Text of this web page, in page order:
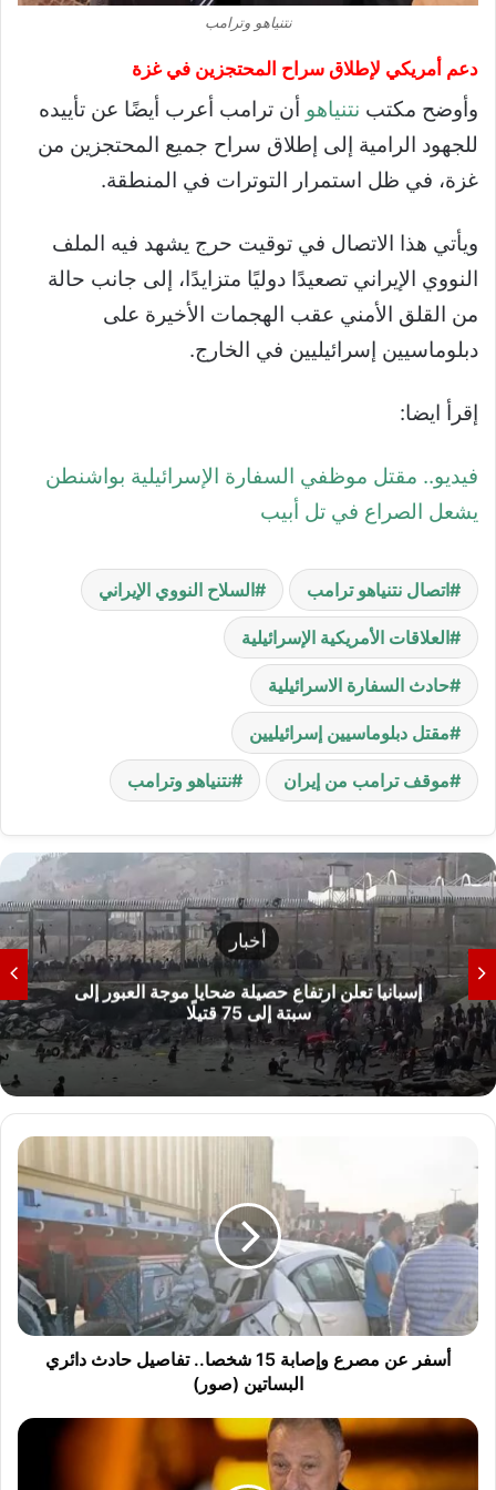
نتنياهو وترامب
دعم أمريكي لإطلاق سراح المحتجزين في غزة
وأوضح مكتب نتنياهو أن ترامب أعرب أيضًا عن تأييده
للجهود الرامية إلى إطلاق سراح جميع المحتجزين من
غزة، في ظل استمرار التوترات في المنطقة.
ويأتي هذا الاتصال في توقيت حرج يشهد فيه الملف
النووي الإيراني تصعيدًا دوليًا متزايدًا، إلى جانب حالة
من القلق الأمني عقب الهجمات الأخيرة على
دبلوماسيين إسرائيليين في الخارج.
إقرأ ايضا:
فيديو.. مقتل موظفي السفارة الإسرائيلية بواشنطن
يشعل الصراع في تل أبيب
اتصال نتنياهو ترامب السلاح النووي الإيراني
العلاقات الأمريكية الإسرائيلية
حادث السفارة الاسرائيلية
مقتل دبلوماسيين إسرائيليين
موقف ترامب من إيران نتنياهو وترامب
أخبار
إسبانيا تعلن ارتفاع حصيلة ضحايا موجة العبور إلى
سبتة إلى 75 قتيلًا
س
ر
ع
ن
م
ص
ر
ص
ا
ب
أسفر عن مصرع وإصابة 15 شخصا.. تفاصيل حادث دائري
البساتين (صور)
و
ف
ا